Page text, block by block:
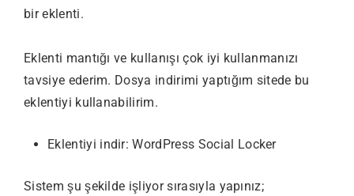
bir eklenti.
Eklenti mantığı ve kullanışı çok iyi kullanmanızı
tavsiye ederim. Dosya indirimi yaptığım sitede bu
eklentiyi kullanabilirim.
Eklentiyi indir:WordPress Social Locker
Sistem şu şekilde işliyor sırasıyla yapınız;